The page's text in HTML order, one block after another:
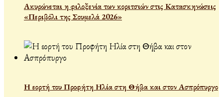
Ακυρώνεται η φιλοξενία των κοριτσιών στις Κατασκηνώσεις
«Περιβόλι της Σουμελά 2026»
Η εορτή του Προφήτη Ηλία στη Θήβα και στον Ασπρόπυργο